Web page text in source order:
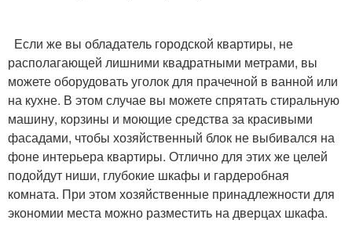
Если же вы обладатель городской квартиры, не
располагающей лишними квадратными метрами, вы
можете оборудовать уголок для прачечной в ванной или
на кухне. В этом случае вы можете спрятать стиральную
машину, корзины и моющие средства за красивыми
фасадами, чтобы хозяйственный блок не выбивался на
фоне интерьера квартиры. Отлично для этих же целей
подойдут ниши, глубокие шкафы и гардеробная
комната. При этом хозяйственные принадлежности для
экономии места можно разместить на дверцах шкафа.